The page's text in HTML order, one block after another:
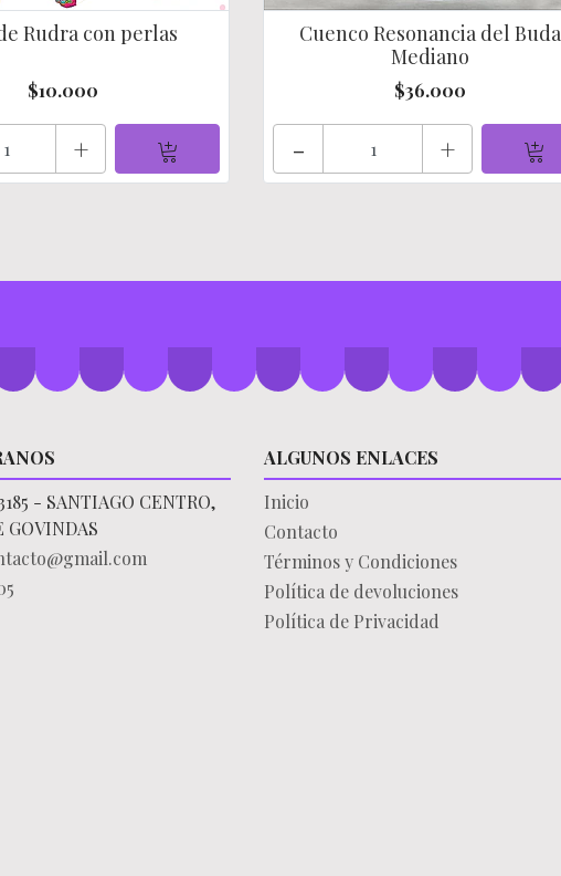
Rudra con perlas
$10.000
+
Cuenco Resonancia del Buda
Mediano
$36.000
- +
- SANTIAGO CENTRO,
GOVINDAS
ALGUNOS ENLACES
Inicio
Contacto
Términos y Condiciones
Política de devoluciones
Política de Privacidad